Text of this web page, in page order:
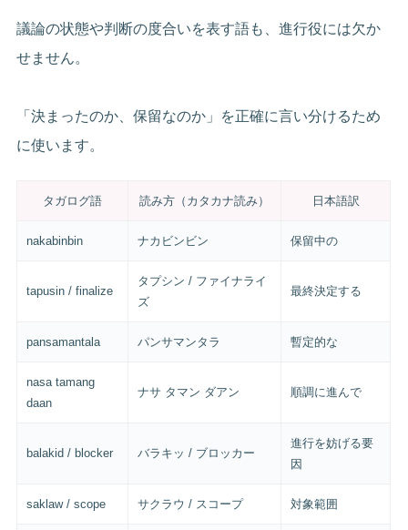
議論の状態や判断の度合いを表す語も、進行役には欠か
せません。
「決まったのか、保留なのか」を正確に言い分けるため
に使います。
タガログ語 読み方（カタカナ読み） 日本語訳
nakabinbin ナカビンビン 保留中の
tapusin / finalize
タプシン / ファイナライ
ズ
最終決定する
pansamantala パンサマンタラ 暫定的な
nasa tamang
daan
ナサ タマン ダアン 順調に進んで
balakid / blocker バラキッ / ブロッカー
進行を妨げる要
因
saklaw / scope サクラウ / スコープ 対象範囲